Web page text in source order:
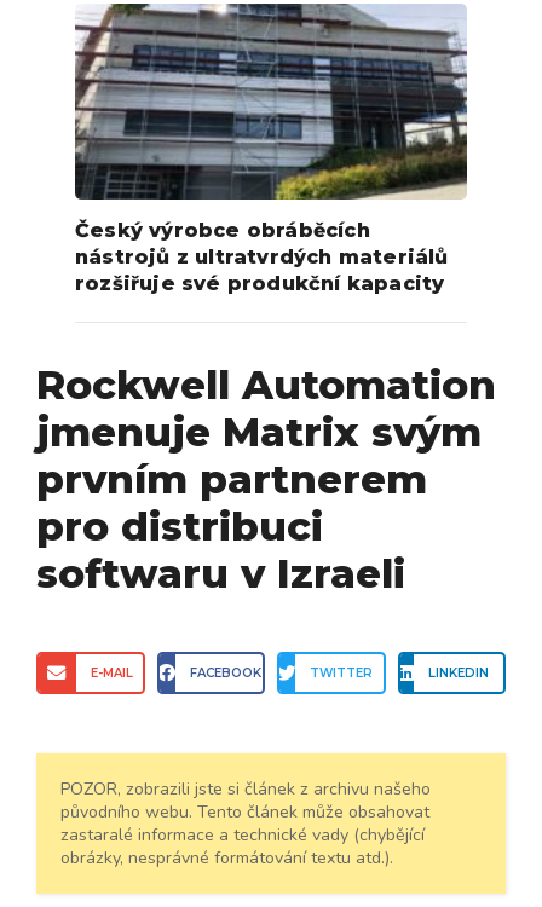
Rockwell Automation
jmenuje Matrix svým
prvním partnerem
pro distribuci
softwaru v Izraeli
E-MAIL FACEBOOK TWITTER LINKEDIN
POZOR, zobrazili jste si článek z archivu našeho
původního webu. Tento článek může obsahovat
zastaralé informace a technické vady (chybějící
obrázky, nesprávné formátování textu atd.).
Český výrobce obráběcích
nástrojů z ultratvrdých materiálů
rozšiřuje své produkční kapacity